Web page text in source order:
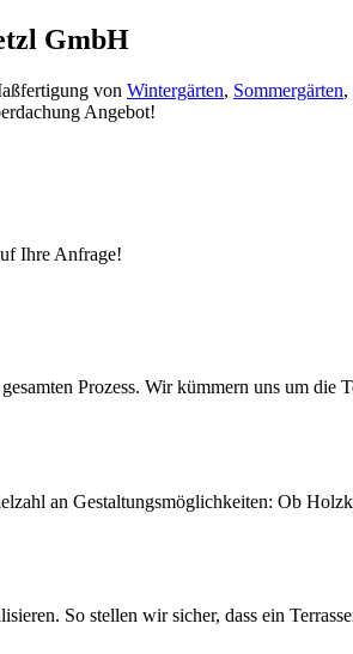
GmbH
von Wintergärten, Sommergärten,
Angebot!
Ihre Anfrage!
Prozess. Wir kümmern uns um die
an Gestaltungsmöglichkeiten: Ob
So stellen wir sicher, dass ein